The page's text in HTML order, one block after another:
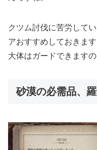
クツム討伐に苦労して
アおすすめしておきます
大体はガードできますの
砂漠の必需品、